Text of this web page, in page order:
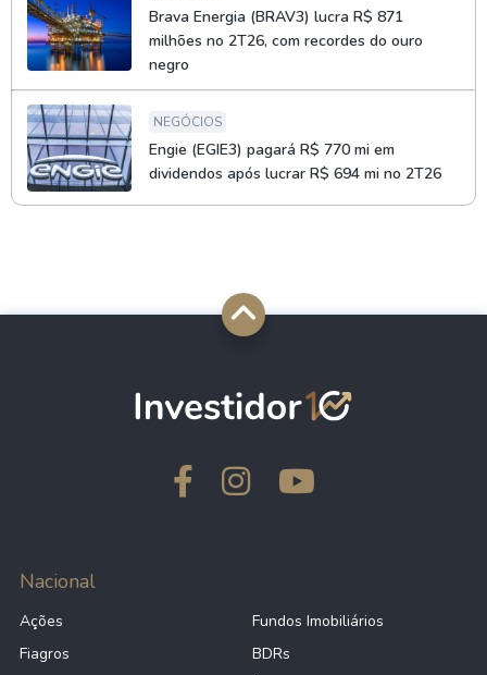
Brava Energia (BRAV3) lucra R$ 871
milhões no 2T26, com recordes do ouro
negro
NEGÓCIOS
Engie (EGIE3) pagará R$ 770 mi em
dividendos após lucrar R$ 694 mi no 2T26
Nacional
Ações
Fundos Imobiliários
Fiagros
BDRs